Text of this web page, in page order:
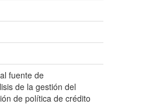
fuente de
de la gestión del
de política de crédito